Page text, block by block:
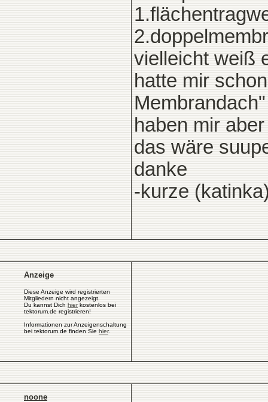
vielleicht weiß
hatte mir
haben mir
das wäre
danke
-kurze
Anzeige
Diese Anzeige wird registrierten
Mitgliedern nicht angezeigt.
Du kannst Dich hierkostenlos bei
tektorum.de registrieren!
Informationen zur Anzeigenschaltung
bei tektorum.de finden Sie hier.
noone